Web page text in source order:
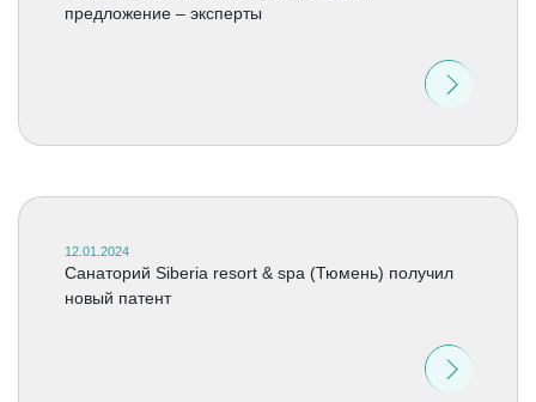
предложение – эксперты
12.01.2024
Санаторий Siberia resort & spa (Тюмень) получил
новый патент